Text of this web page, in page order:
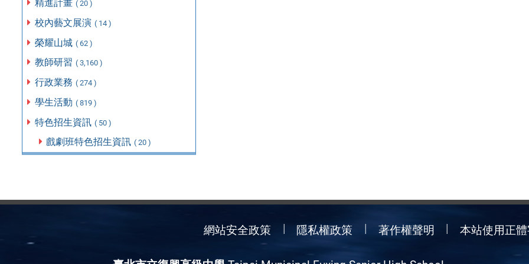
精進計畫 ( 20 )
校內藝文展演 ( 14 )
榮耀山城 ( 62 )
教師研習 ( 3,160 )
行政業務 ( 274 )
學生活動 ( 819 )
特色招生資訊 ( 50 )
戲劇班特色招生資訊 ( 20 )
網站安全政策 隱私權政策 著作權聲明 本站使用正